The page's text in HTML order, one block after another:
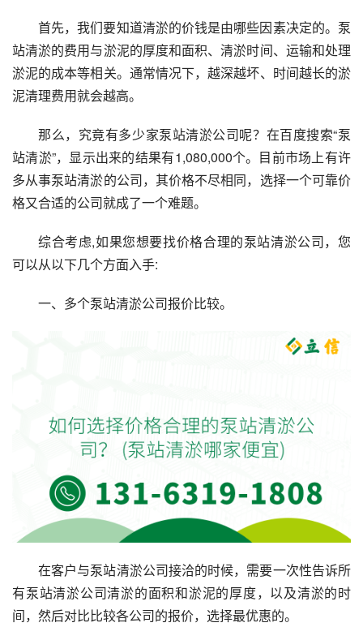
首先，我们要知道清淤的价钱是由哪些因素决定的。泵
站清淤的费用与淤泥的厚度和面积、清淤时间、运输和处理
淤泥的成本等相关。通常情况下，越深越坏、时间越长的淤
泥清理费用就会越高。
那么，究竟有多少家泵站清淤公司呢？在百度搜索“泵
站清淤”，显示出来的结果有1,080,000个。目前市场上有许
多从事泵站清淤的公司，其价格不尽相同，选择一个可靠价
格又合适的公司就成了一个难题。
综合考虑,如果您想要找价格合理的泵站清淤公司，您
可以从以下几个方面入手:
一、多个泵站清淤公司报价比较。
在客户与泵站清淤公司接洽的时候，需要一次性告诉所
有泵站清淤公司清淤的面积和淤泥的厚度，以及清淤的时
间，然后对比比较各公司的报价，选择最优惠的。